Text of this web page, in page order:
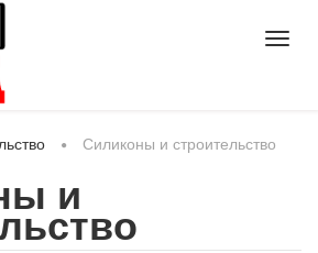
Силиконы и строительство
и